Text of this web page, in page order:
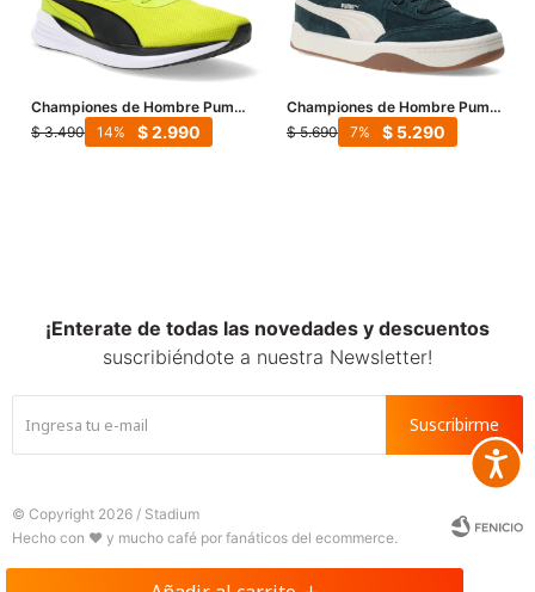
Championes de Hombre Puma
Night Runner V3 - Verde Lima -
$ 3.490 $2.990
14
Championes de Hombre Puma
Park Life Style SK8 - Verde -
Beige Arena
$ 5.690 $ 5.290
7
¡Enterate de todas las novedades y descuentos
suscribiéndote a nuestra Newsletter!
Suscribirme
© Copyright 2026 / Stadium